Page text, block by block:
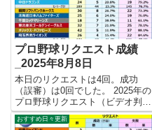
りました。 【リク...
プロ野球リクエスト成績
_2025年8月8日
本日のリクエストは4回。成功
（誤審）は0回でした。 2025年の
プロ野球リクエスト（ビデオ判
定）成績を記録集計しています。
今シーズンのリクエスト成功率は
おすすめ日々更新